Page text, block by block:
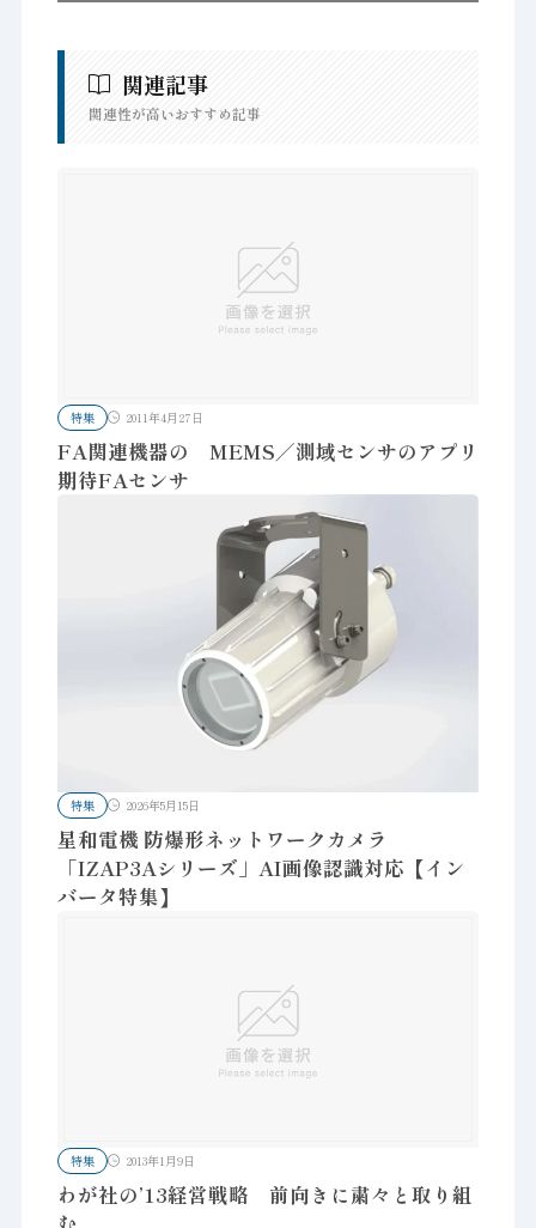
関連記事
関連性が高いおすすめ記事
特集 2011年4月27日
FA関連機器の MEMS／測域センサのアプリ
期待FAセンサ
特集 2026年5月15日
星和電機 防爆形ネットワークカメラ
「IZAP3Aシリーズ」AI画像認識対応【イン
バータ特集】
特集 2013年1月9日
わが社の’13経営戦略 前向きに粛々と取り組